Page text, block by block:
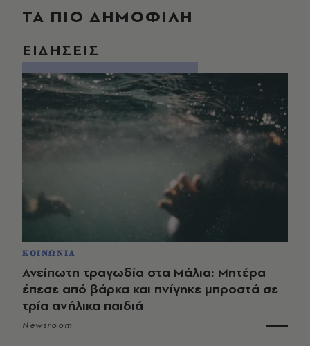
ΤΑ ΠΙΟ ΔΗΜΟΦΙΛΗ
ΕΙΔΗΣΕΙΣ
ΚΟΙΝΩΝΙΑ
Ανείπωτη τραγωδία στα Μάλια: Μητέρα
έπεσε από βάρκα και πνίγηκε μπροστά σε
τρία ανήλικα παιδιά
Newsroom